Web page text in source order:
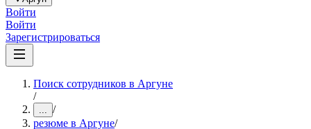
Войти
Войти
Зарегистрироваться
Поиск сотрудников в Аргуне
/
... /
резюме в Аргуне/